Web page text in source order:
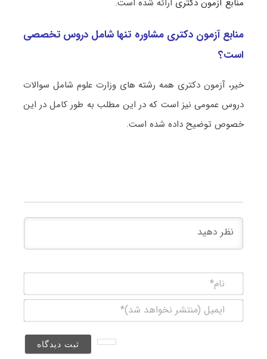
منابع آزمون دکتری ارائه شده است.
منابع آزمون دکتری مشاوره تنها شامل دروس تخصصی
است؟
خیر، آزمون دکتری همه رشته های وزارت علوم شامل سوالات
دروس عمومی نیز است که در این مطلب به طور کامل در این
خصوص توضیح داده شده است.
(منتشر